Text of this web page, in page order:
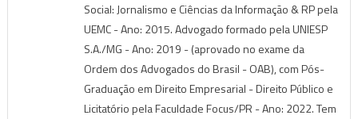
Social: Jornalismo e Ciências da Informação & RP pela
UEMC - Ano: 2015. Advogado formado pela UNIESP
S.A./MG - Ano: 2019 - (aprovado no exame da
Ordem dos Advogados do Brasil - OAB), com Pós-
Graduação em Direito Empresarial - Direito Público e
Licitatório pela Faculdade Focus/PR - Ano: 2022. Tem